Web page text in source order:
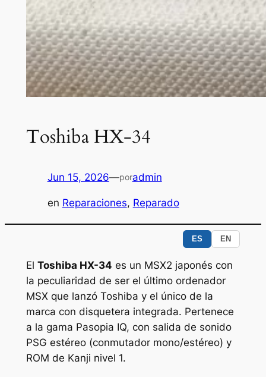
Toshiba HX-34
Jun 15, 2026—poradmin
en Reparaciones, Reparado
ES EN
El Toshiba HX-34 es un MSX2 japonés con
la peculiaridad de ser el último ordenador
MSX que lanzó Toshiba y el único de la
marca con disquetera integrada. Pertenece
a la gama Pasopia IQ, con salida de sonido
PSG estéreo (conmutador mono/estéreo) y
ROM de Kanji nivel 1.